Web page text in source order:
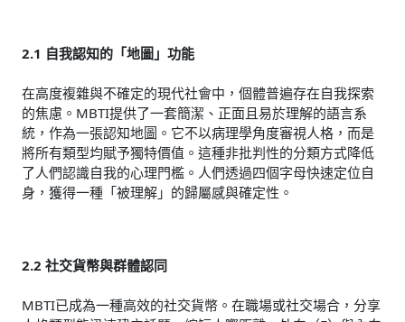
2.1 自我認知的「地圖」功能
在高度複雜與不確定的現代社會中，個體普遍存在自我探索
的焦慮。MBTI提供了一套簡潔、正面且易於理解的語言系
統，作為一張認知地圖。它不以病理學角度審視人格，而是
將所有類型均賦予獨特價值。這種非批判性的分類方式降低
了人們認識自我的心理門檻。人們透過四個字母快速定位自
身，獲得一種「被理解」的歸屬感與確定性。
2.2 社交貨幣與群體認同
MBTI已成為一種高效的社交貨幣。在職場或社交場合，分享